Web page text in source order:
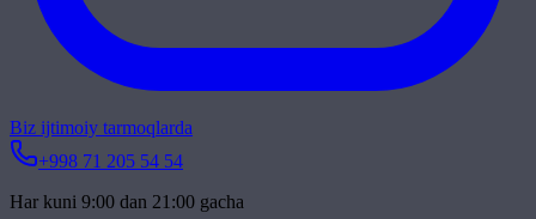
Biz ijtimoiy tarmoqlarda
+998 71 205 54 54
Har kuni 9:00 dan 21:00 gacha